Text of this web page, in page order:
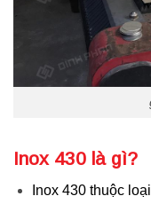
Inox 430 là gì?
Inox 430 thuộc